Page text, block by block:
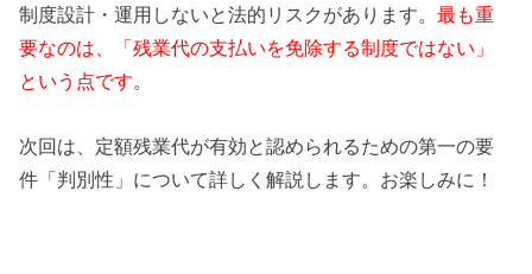
制度設計・運用しないと法的リスクがあります。最も重
要なのは、「残業代の支払いを免除する制度ではない」
という点です。
次回は、定額残業代が有効と認められるための第一の要
件「判別性」について詳しく解説します。お楽しみに！